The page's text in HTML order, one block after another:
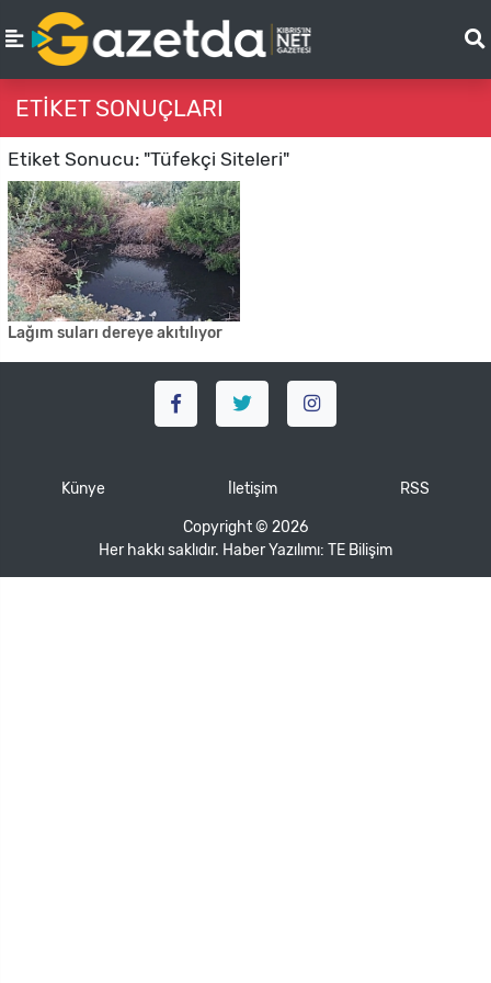
ETIKET SONUÇLARI
Etiket Sonucu: "Tüfekçi Siteleri"
Lağım suları dereye akıtılıyor
Künye İletişim RSS
Copyright © 2026
Her hakkı saklıdır. Haber Yazılımı: TE Bilişim